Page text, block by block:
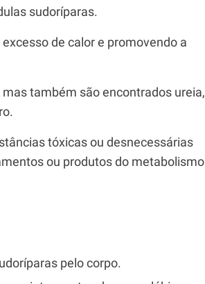
sudoríparas.
de calor e promovendo a
também são encontrados ureia,
tóxicas ou desnecessárias
ou produtos do metabolismo
pelo corpo.